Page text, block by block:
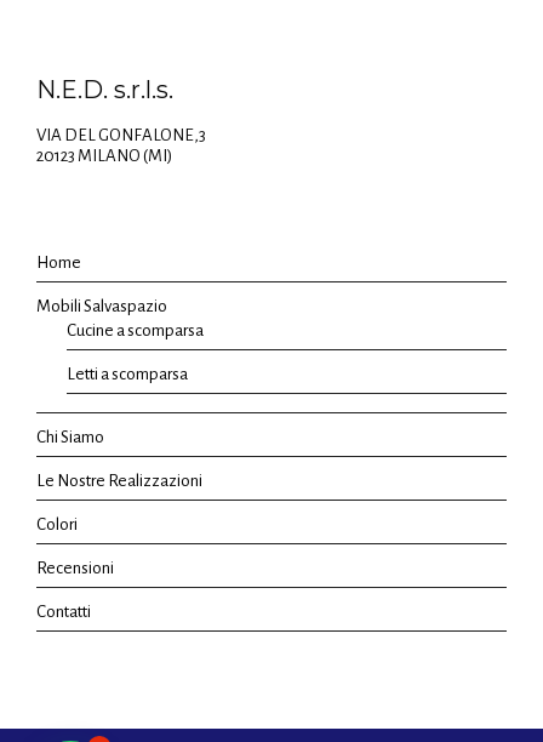
N.E.D. s.r.l.s.
VIA DEL GONFALONE,3
20123 MILANO (MI)
Home
Mobili Salvaspazio
Cucine a scomparsa
Letti a scomparsa
Chi Siamo
Le Nostre Realizzazioni
Colori
Recensioni
Contatti